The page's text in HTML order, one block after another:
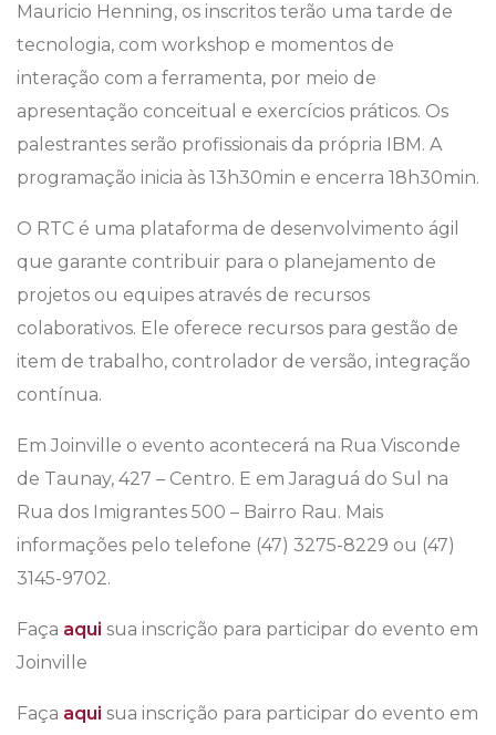
Mauricio Henning, os inscritos terão uma tarde de
tecnologia, com workshop e momentos de
interação com a ferramenta, por meio de
apresentação conceitual e exercícios práticos. Os
palestrantes serão profissionais da própria IBM. A
programação inicia às 13h30min e encerra 18h30min.
O RTC é uma plataforma de desenvolvimento ágil
que garante contribuir para o planejamento de
projetos ou equipes através de recursos
colaborativos. Ele oferece recursos para gestão de
item de trabalho, controlador de versão, integração
contínua.
Em Joinville o evento acontecerá na Rua Visconde
de Taunay, 427 – Centro. E em Jaraguá do Sul na
Rua dos Imigrantes 500 – Bairro Rau. Mais
informações pelo telefone (47) 3275-8229 ou (47)
3145-9702.
Faça aqui sua inscrição para participar do evento em
Joinville
Faça aqui sua inscrição para participar do evento em